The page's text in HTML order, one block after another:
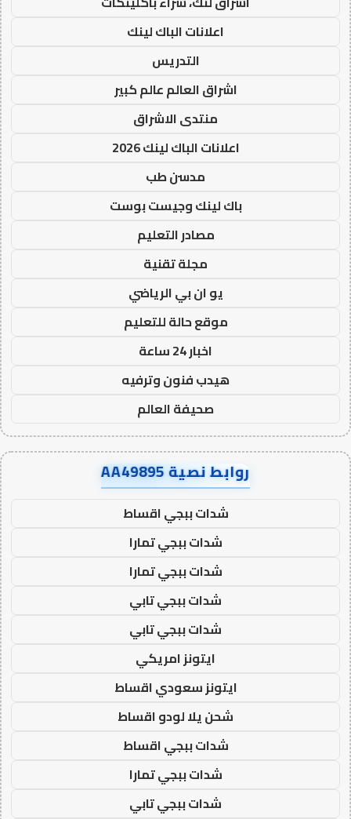
اعلانات الباك لينك
التدريس
اشراق العالم عالم كبير
منتدى الاشراق
اعلانات الباك لينك 2026
مدسن طب
باك لينك وجيست بوست
مصادر التعليم
مجلة تقنية
يو ان بي الرياضي
موقع حالة للتعليم
اخبار 24 ساعة
هيدب فنون وترفيه
صحيفة العالم
روابط نصية AA49895
شدات ببجي اقساط
شدات ببجي تمارا
شدات ببجي تمارا
شدات ببجي تابي
شدات ببجي تابي
ايتونز امريكي
ايتونز سعودي اقساط
شحن يلا لودو اقساط
شدات ببجي اقساط
شدات ببجي تمارا
شدات ببجي تابي